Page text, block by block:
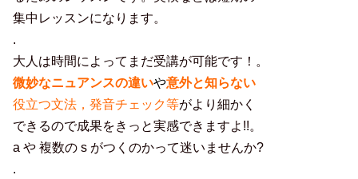
集中レッスンになります。
.
大人は時間によってまだ受講が可能です！。
微妙なニュアンスの違いや意外と知らない
役立つ文法， 発音チェッ ク等がより細かく
できるので成果をきっと実感できますよ!!。
a や 複数の s がつくのかって迷いませんか?
.